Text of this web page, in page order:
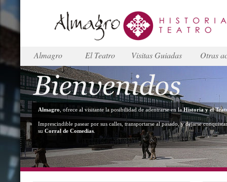
Almagro El Teatro Visitas Guiadas Otras
Almagro , ofrece al visitante la posibilidad de adentrarse en laHistoria y el
Imprescindible pasear por sus calles, transportarse al pasado, y dejarse
su Corral de Comedias